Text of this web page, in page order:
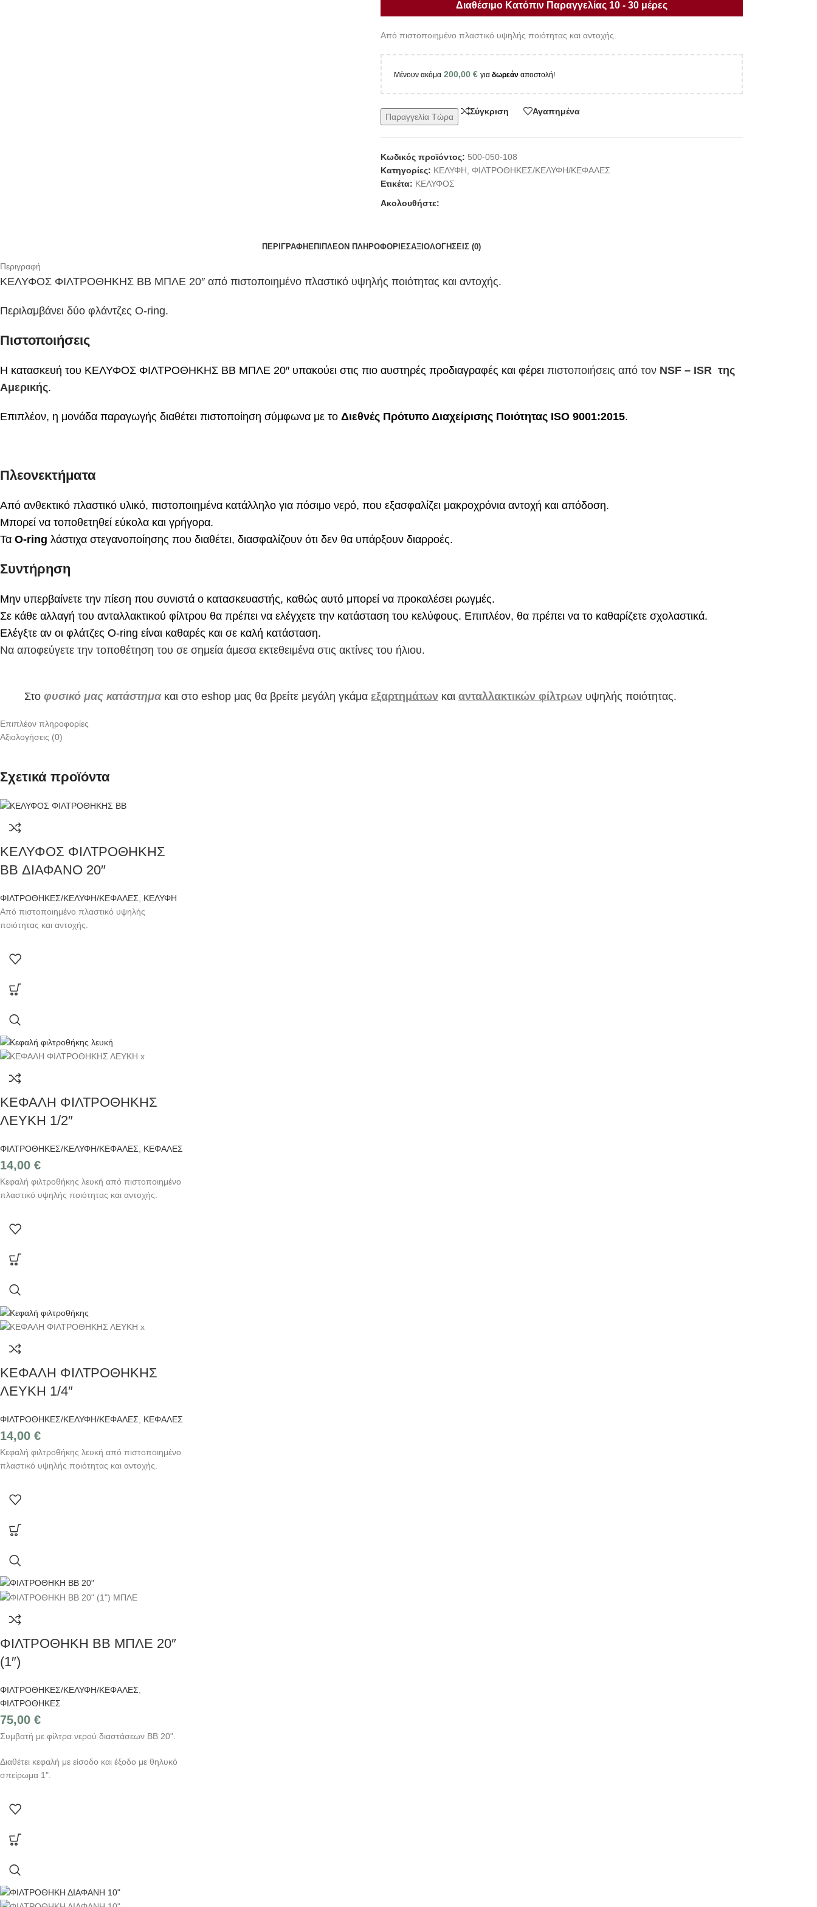
Διαθέσιμο Κατόπιν Παραγγελίας 10 - 30 μέρες
Από πιστοποιημένο πλαστικό υψηλής ποιότητας και αντοχής.
Μένουν ακόμα 200,00 € γιαδωρεάν αποστολή!
Παραγγελία Τώρα
Σύγκριση Αγαπημένα
Κωδικός προϊόντος: 500-050-108
Κατηγορίες: ΚΕΛΥΦΗ
ΦΙΛΤΡΟΘΗΚΕΣ/ΚΕΛΥΦΗ/ΚΕΦΑΛΕΣ
Ετικέτα: ΚΕΛΥΦΟΣ
Ακολουθήστε:
ΠΕΡΙΓΡΑΦΉΕΠΙΠΛΈΟΝ ΠΛΗΡΟΦΟΡΊΕΣΑΞΙΟΛΟΓΉΣΕΙΣ (0)
Περιγραφή
ΚΕΛΥΦΟΣ ΦΙΛΤΡΟΘΗΚΗΣ BB ΜΠΛΕ 20″ από πιστοποιημένο πλαστικό υψηλής ποιότητας και αντοχής.
Περιλαμβάνει δύο φλάντζες O-ring.
Πιστοποιήσεις
Η κατασκευή του ΚΕΛΥΦΟΣ ΦΙΛΤΡΟΘΗΚΗΣ BB ΜΠΛΕ 20″ υπακούει στις πιο αυστηρές προδιαγραφές και φέρει πιστοποιήσεις από τον NSF – ISR της
Αμερικής.
Επιπλέον, η μονάδα παραγωγής διαθέτει πιστοποίηση σύμφωνα με το Διεθνές Πρότυπο Διαχείρισης Ποιότητας ISO 9001:2015.
Πλεονεκτήματα
Από ανθεκτικό πλαστικό υλικό, πιστοποιημένα κατάλληλο για πόσιμο νερό, που εξασφαλίζει μακροχρόνια αντοχή και απόδοση.
Μπορεί να τοποθετηθεί εύκολα και γρήγορα.
Τα O-ring λάστιχα στεγανοποίησης που διαθέτει, διασφαλίζουν ότι δεν θα υπάρξουν διαρροές.
Συντήρηση
Μην υπερβαίνετε την πίεση που συνιστά ο κατασκευαστής, καθώς αυτό μπορεί να προκαλέσει ρωγμές.
Σε κάθε αλλαγή του ανταλλακτικού φίλτρου θα πρέπει να ελέγχετε την κατάσταση του κελύφους. Επιπλέον, θα πρέπει να το καθαρίζετε σχολαστικά.
Ελέγξτε αν οι φλάτζες O-ring είναι καθαρές και σε καλή κατάσταση.
Να αποφεύγετε την τοποθέτηση του σε σημεία άμεσα εκτεθειμένα στις ακτίνες του ήλιου.
Στο φυσικό μας κατάστημακαι στο eshop μας θα βρείτε μεγάλη γκάμα εξαρτημάτων και ανταλλακτικών φίλτρων υψηλής ποιότητας.
Επιπλέον πληροφορίες
Αξιολογήσεις (0)
Σχετικά προϊόντα
ΚΕΛΥΦΟΣ ΦΙΛΤΡΟΘΗΚΗΣ
BB ΔΙΑΦΑΝΟ 20″
ΦΙΛΤΡΟΘΗΚΕΣ/ΚΕΛΥΦΗ/ΚΕΦΑΛΕΣ
ΚΕΛΥΦΗ
Από πιστοποιημένο πλαστικό υψηλής
ποιότητας και αντοχής.
ΚΕΦΑΛΗ ΦΙΛΤΡΟΘΗΚΗΣ
ΛΕΥΚΗ 1/2″
ΦΙΛΤΡΟΘΗΚΕΣ/ΚΕΛΥΦΗ/ΚΕΦΑΛΕΣ, ΚΕΦΑΛΕΣ
14,00 €
Κεφαλή φιλτροθήκης λευκή από πιστοποιημένο
πλαστικό υψηλής ποιότητας και αντοχής.
ΚΕΦΑΛΗ ΦΙΛΤΡΟΘΗΚΗΣ
ΛΕΥΚΗ 1/4″
ΦΙΛΤΡΟΘΗΚΕΣ/ΚΕΛΥΦΗ/ΚΕΦΑΛΕΣ ΚΕΦΑΛΕΣ
14,00 €
Κεφαλή φιλτροθήκης λευκή από πιστοποιημένο
πλαστικό υψηλής ποιότητας και αντοχής.
ΦΙΛΤΡΟΘHΚΗ BB ΜΠΛΕ 20″
(1″)
ΦΙΛΤΡΟΘΗΚΕΣ/ΚΕΛΥΦΗ/ΚΕΦΑΛΕΣ
ΦΙΛΤΡΟΘΗΚΕΣ
75,00 €
Συμβατή με φίλτρα νερού διαστάσεων BB 20".
Διαθέτει κεφαλή με είσοδο και έξοδο με θηλυκό
σπείρωμα 1".